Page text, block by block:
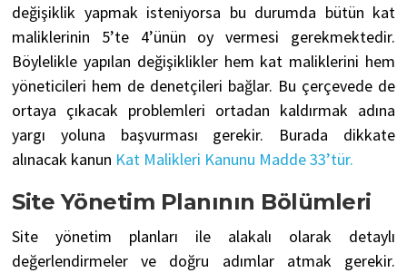
değişiklik yapmak isteniyorsa bu durumda bütün kat
maliklerinin 5’te 4’ünün oy vermesi gerekmektedir.
Böylelikle yapılan değişiklikler hem kat maliklerini hem
yöneticileri hem de denetçileri bağlar. Bu çerçevede de
ortaya çıkacak problemleri ortadan kaldırmak adına
yargı yoluna başvurması gerekir. Burada dikkate
alınacak kanun Kat Malikleri Kanunu Madde 33’tür.
Site Yönetim Planının Bölümleri
Site yönetim planları ile alakalı olarak detaylı
değerlendirmeler ve doğru adımlar atmak gerekir.